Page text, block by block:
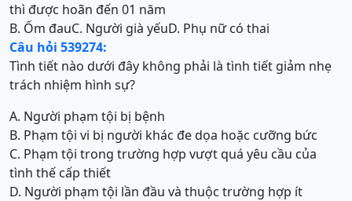
thì được hoãn đến 01 năm
B. Ốm đauC. Người già yếuD. Phụ nữ có thai
Câu hỏi 539274:
Tình tiết nào dưới đây không phải là tình tiết giảm nhẹ
trách nhiệm hình sự?
A. Người phạm tội bị bệnh
B. Phạm tội vi bị người khác đe dọa hoặc cưỡng bức
C. Phạm tội trong trường hợp vượt quá yêu cầu của
tình thế cấp thiết
D. Người phạm tội lần đầu và thuộc trường hợp ít